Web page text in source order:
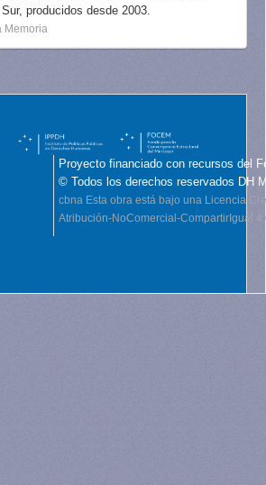
producidos desde 2003.
Memoria
Proyecto financiado con recursos del
© Todos los derechos reservados DH
cbna Esta obra está bajo una Licencia
Atribución-NoComercial-CompartirIgual